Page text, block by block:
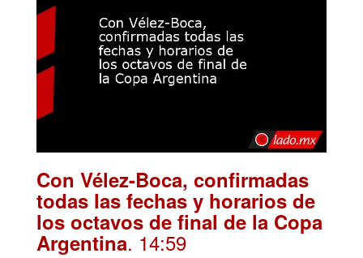
Con Vélez-Boca, confirmadas
todas las fechas y horarios de
los octavos de final de la Copa
Argentina. 14:59